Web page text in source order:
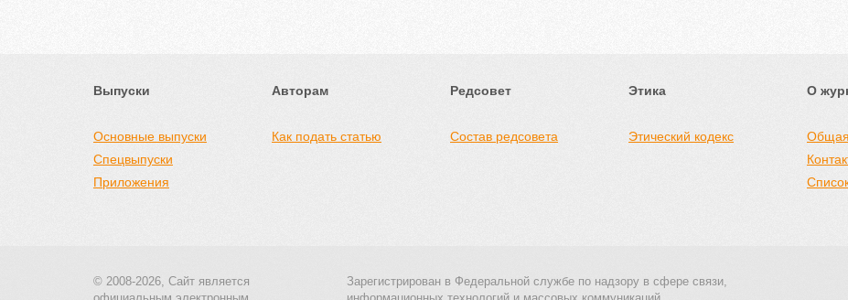
Выпуски
Основные выпуски
Спецвыпуски
Приложения
Авторам
Как подать статью
Редсовет
Состав редсовета
Этика
Этический кодекс
О
© 2008-2026, Сайт является
Зарегистрирован в Федеральной службе по надзору в сфере связи,